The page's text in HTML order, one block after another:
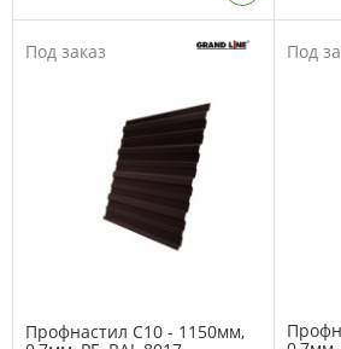
Под заказ
Профнастил C10 - 1150мм,
Под